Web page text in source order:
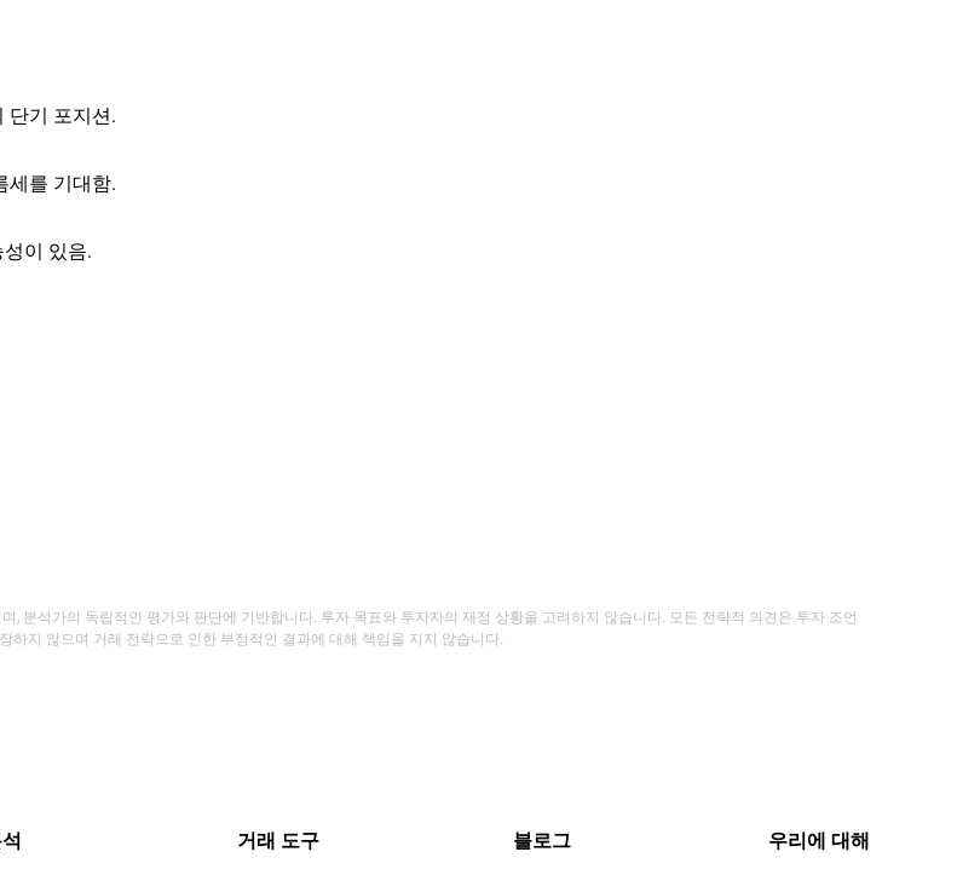
단기 포지션.
세를 기대함.
이 있음.
분석가의 독립적인 평가와 판단에 기반합니다. 투자 목표와 투자자의 재정 상황을 고려하지 않습니다. 모든 전략적 의견은 투자 조언
지 않으며 거래 전략으로 인한 부정적인 결과에 대해 책임을 지지 않습니다.
거래 도구 블로그 우리에 대해